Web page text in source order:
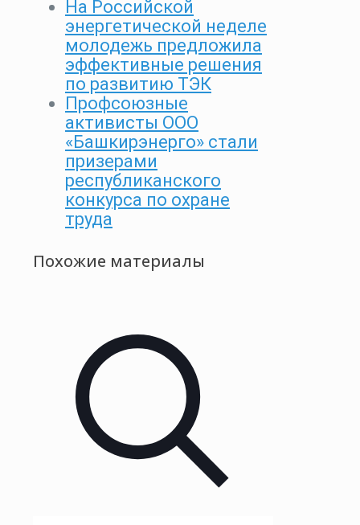
На Российской
энергетической неделе
молодежь предложила
эффективные решения
по развитию ТЭК
Профсоюзные
активисты ООО
«Башкирэнерго» стали
призерами
республиканского
конкурса по охране
труда
Похожие материалы